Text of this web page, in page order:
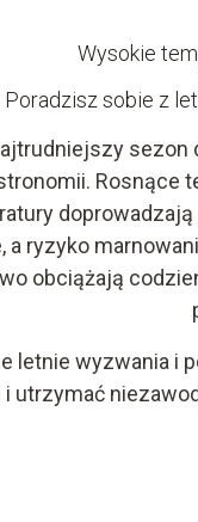
Wysokie
Poradzisz sobie z
Rosnące
ryzyko
obciążają
letnie wyzwania i
utrzymać